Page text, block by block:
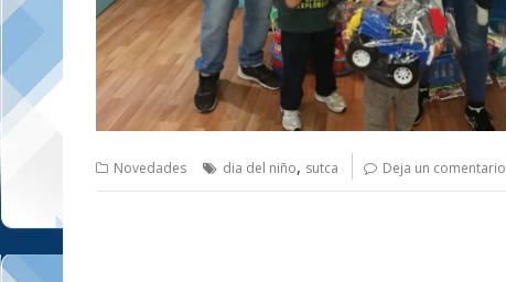
Novedades dia del niño, sutca Deja un comentario